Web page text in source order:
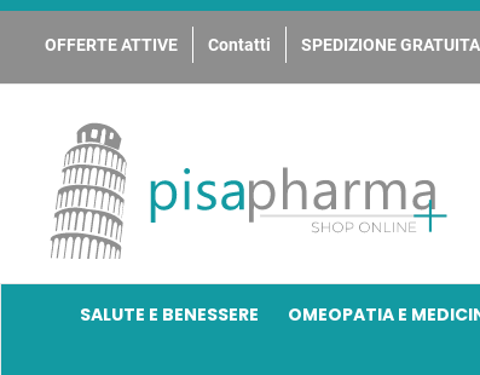
Passa
principale
OFFERTE ATTIVE Contatti SPEDIZIONE
PisaPharma
SALUTE E BENESSERE OMEOPATIA E